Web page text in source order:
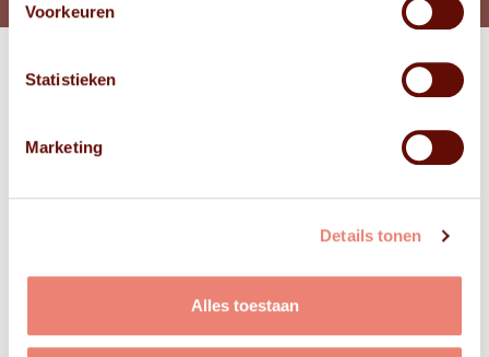
Voorkeuren
Statistieken
Marketing
Details tonen
Alles toestaan